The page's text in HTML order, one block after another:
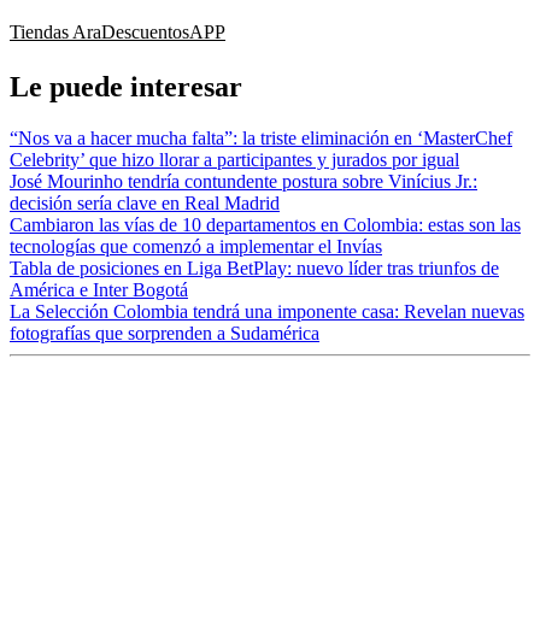
Tiendas AraDescuentosAPP
Le puede interesar
“Nos va a hacer mucha falta”: la triste eliminación en ‘MasterChef
Celebrity’ que hizo llorar a participantes y jurados por igual
José Mourinho tendría contundente postura sobre Vinícius Jr.:
decisión sería clave en Real Madrid
Cambiaron las vías de 10 departamentos en Colombia: estas son las
tecnologías que comenzó a implementar el Invías
Tabla de posiciones en Liga BetPlay: nuevo líder tras triunfos de
América e Inter Bogotá
La Selección Colombia tendrá una imponente casa: Revelan nuevas
fotografías que sorprenden a Sudamérica